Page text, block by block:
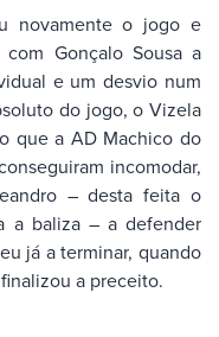
novamente o jogo e
Gonçalo Sousa a
e um desvio num
do jogo, o Vizela
que a AD Machico do
incomodar,
– desta feita o
a baliza – a defender
já a terminar, quando
a preceito.